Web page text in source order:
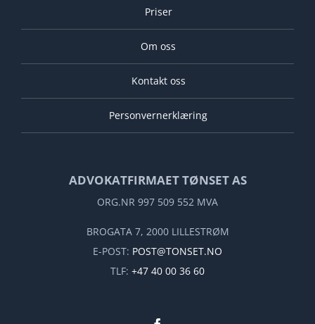
Priser
Om oss
Kontakt oss
Personvernerklæring
ADVOKATFIRMAET TØNSET AS
ORG.NR 997 509 552 MVA
BROGATA 7, 2000 LILLESTRØM
E-POST: POST@TONSET.NO
TLF: +47 40 00 36 60